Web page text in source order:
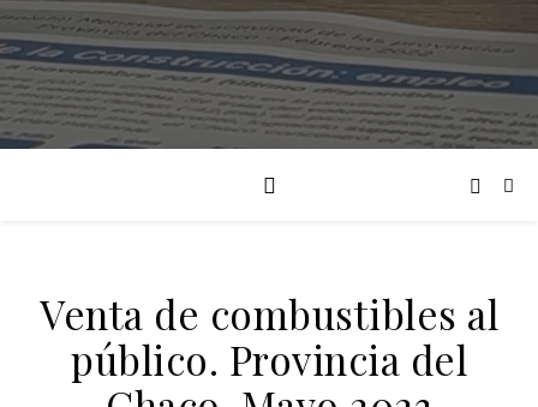
Venta de combustibles al
público. Provincia del